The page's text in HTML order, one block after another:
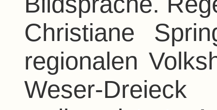
Christiane
regionalen
Weser-